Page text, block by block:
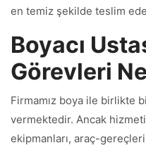
en temiz şekilde teslim
Boyacı
Görevleri
Firmamız boya ile birlikte
vermektedir. Ancak
ekipmanları, araç-